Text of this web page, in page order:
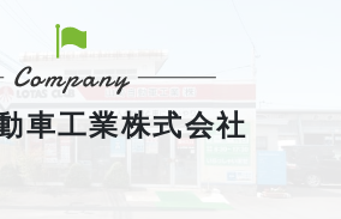
車工業株式会社